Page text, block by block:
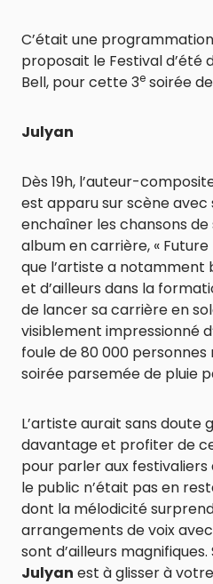
C’était une
proposait le Festival d’été
Bell, pour cette 3e soirée
Julyan
Dès 19h, l’auteur-
est apparu sur scène
enchaîner les chansons
album en carrière, « Future
que l’artiste a notamment
et d’ailleurs dans la
de lancer sa carrière en
visiblement impressionné
foule de 80 000
soirée parsemée de pluie
L’artiste aurait sans doute
davantage et profiter de
pour parler aux festivaliers
le public n’était pas en
dont la mélodicité
arrangements de voix
sont d’ailleurs
Julyan est à glisser à